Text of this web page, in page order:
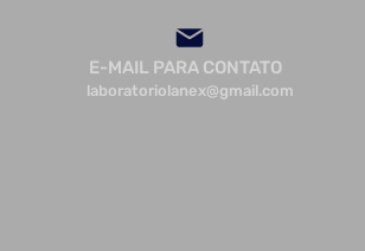
E-MAIL PARA CONTATO
laboratoriolanex@gmail.com